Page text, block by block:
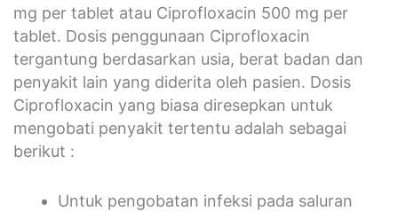
mg per tablet atau Ciprofloxacin 500 mg per
tablet. Dosis penggunaan Ciprofloxacin
tergantung berdasarkan usia, berat badan dan
penyakit lain yang diderita oleh pasien. Dosis
Ciprofloxacin yang biasa diresepkan untuk
mengobati penyakit tertentu adalah sebagai
berikut :
Untuk pengobatan infeksi pada saluran